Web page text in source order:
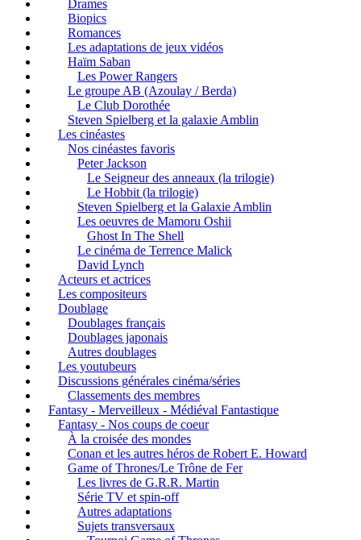
Drames
Biopics
Romances
Les adaptations de jeux vidéos
Haïm Saban
Les Power Rangers
Le groupe AB (Azoulay / Berda)
Le Club Dorothée
Steven Spielberg et la galaxie Amblin
Les cinéastes
Nos cinéastes favoris
Peter Jackson
Le Seigneur des anneaux (la trilogie)
Le Hobbit (la trilogie)
Steven Spielberg et la Galaxie Amblin
Les oeuvres de Mamoru Oshii
Ghost In The Shell
Le cinéma de Terrence Malick
David Lynch
Acteurs et actrices
Les compositeurs
Doublage
Doublages français
Doublages japonais
Autres doublages
Les youtubeurs
Discussions générales cinéma/séries
Classements des membres
Fantasy - Merveilleux - Médiéval Fantastique
Fantasy - Nos coups de coeur
À la croisée des mondes
Conan et les autres héros de Robert E. Howard
Game of Thrones/Le Trône de Fer
Les livres de G.R.R. Martin
Série TV et spin-off
Autres adaptations
Sujets transversaux